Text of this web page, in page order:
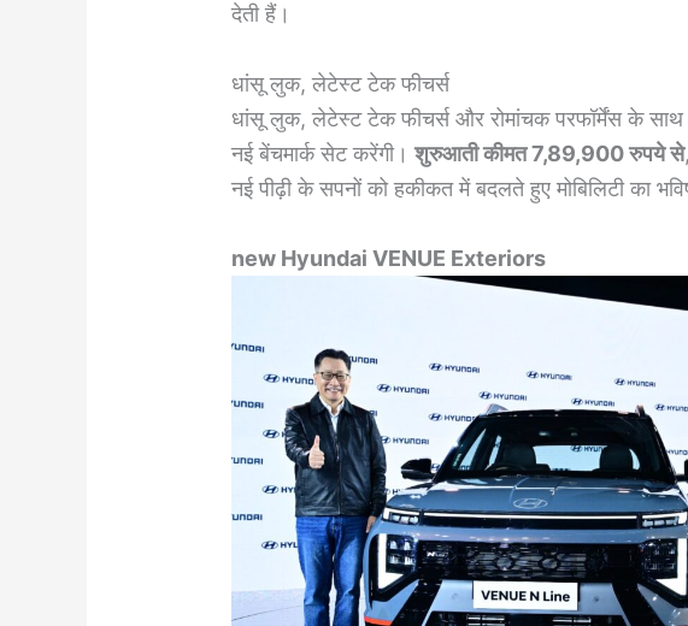
देती हैं।
धांसू लुक, लेटेस्ट टेक फीचर्स
धांसू लुक, लेटेस्ट टेक फीचर्स और रोमांचक परफॉर्मेंस के साथ
नई बेंचमार्क सेट करेंगी।शुरुआती कीमत 7,89,900 रुपये से
नई पीढ़ी के सपनों को हकीकत में बदलते हुए मोबिलिटी का
new Hyundai VENUE Exteriors